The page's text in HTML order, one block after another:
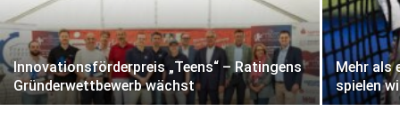
Innovationsförderpreis „Teens“ – Ratingens
Gründerwettbewerb wächst
Mehr als
spielen